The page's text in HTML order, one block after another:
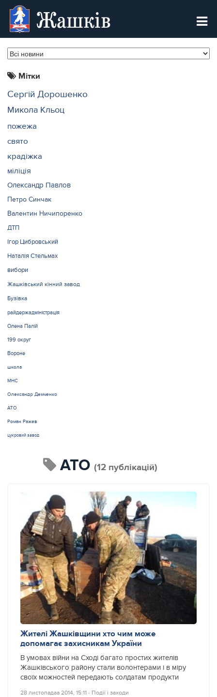
Жашків
Мітки
Сергій Дорошенко
Микола Кльоц
пожежа
свято
крадіжка
міліція
Олександр Павлов
Петро Синчак
Валентин Ничипоренко
ДТП
Ігор Цибровський
Наталія Стельмах
вибори
Жашківський кінний завод
Бузівка
райдержадміністрація
Олена Палій
199 округ
Вороне
школа
МНС
Олександр Демченко
АТО
Роман Ражев
цукровий завод
АТО (12 публікацій)
Жителі Жашківщини хто чим може
допомагає захисникам України
В умовах війни на Сході багато простих жителів
Жашківського району стали волонтерами і в міру
своїх можностей передають солдатам продукти
28 листопадаа 2014, 15:11 ‐ Події і заходи